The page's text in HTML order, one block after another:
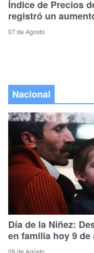
Índice de Precios
registró un
07 de Agosto
Nacional
Día de la Niñez:
en familia hoy 9 de